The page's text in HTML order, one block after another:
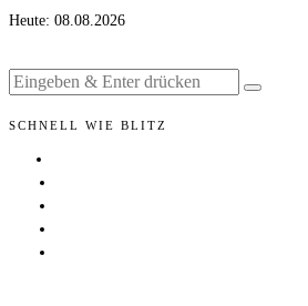
Heute: 08.08.2026
SCHNELL WIE BLITZ